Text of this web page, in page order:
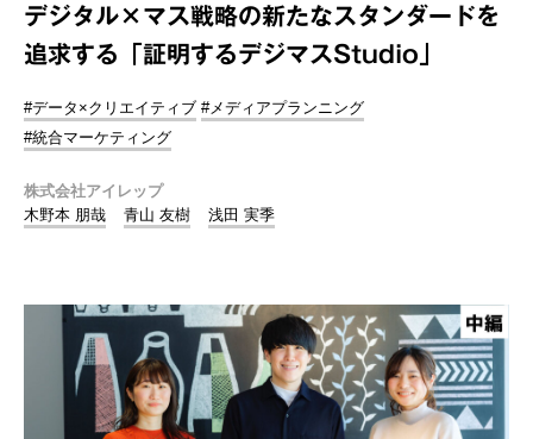
デジタル×マス戦略の新たなスタンダードを
追求する「証明するデジマスStudio」
#データ×クリエイティブ #メディアプランニング
#統合マーケティング
株式会社アイレップ
木野本 朋哉
青山 友樹 浅田 実季